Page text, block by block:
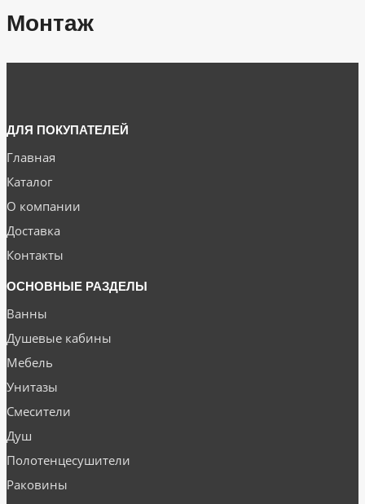
Монтаж
ДЛЯ ПОКУПАТЕЛЕЙ
Главная
Каталог
О компании
Доставка
Контакты
ОСНОВНЫЕ РАЗДЕЛЫ
Ванны
Душевые кабины
Мебель
Унитазы
Смесители
Душ
Полотенцесушители
Раковины